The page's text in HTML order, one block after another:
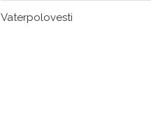
Vaterpolovesti